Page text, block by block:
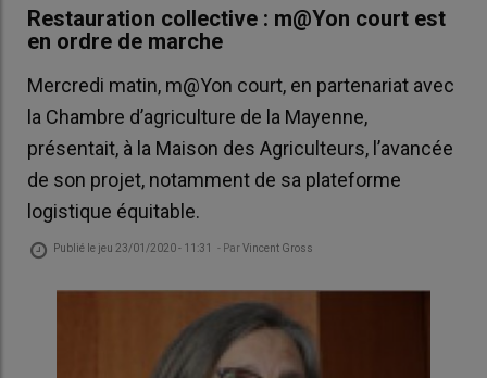
Restauration collective : m@Yon court est
en ordre de marche
Mercredi matin, m@Yon court, en partenariat avec
la Chambre d’agriculture de la Mayenne,
présentait, à la Maison des Agriculteurs, l’avancée
de son projet, notamment de sa plateforme
logistique équitable.
Publié le jeu 23/01/2020 - 11:31 - ParVincent Gross